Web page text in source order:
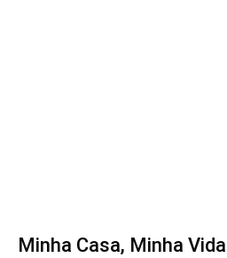
Minha Casa, Minha